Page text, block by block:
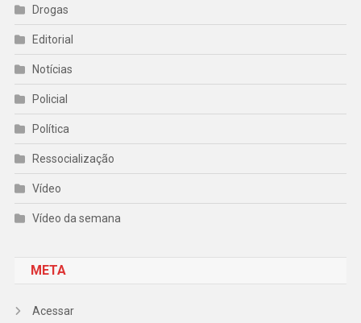
Drogas
Editorial
Notícias
Policial
Política
Ressocialização
Vídeo
Vídeo da semana
META
Acessar